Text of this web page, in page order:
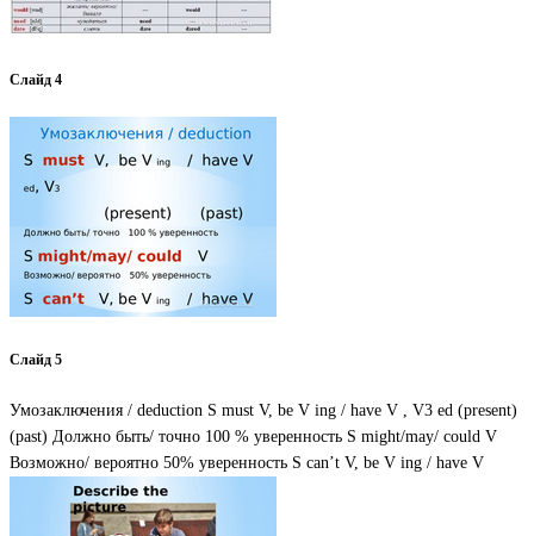
Слайд 4
Слайд 5
Умозаключения / deduction S must V, be V ing / have V , V3 ed (present)
(past) Должно быть/ точно 100 % уверенность S might/may/ could V
Возможно/ вероятно 50% уверенность S can’t V, be V ing / have V